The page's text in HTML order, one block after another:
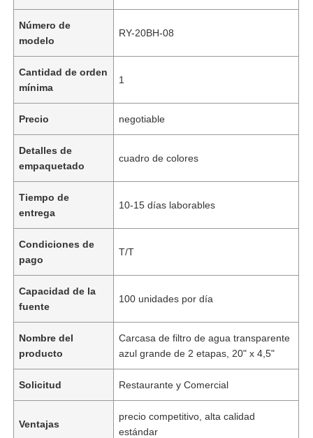
Número de
modelo
RY-20BH-08
Cantidad de orden
mínima
1
Precio negotiable
Detalles de
empaquetado
cuadro de colores
Tiempo de
entrega
10-15 días laborables
Condiciones de
pago
T/T
Capacidad de la
fuente
100 unidades por día
Nombre del
producto
Carcasa de filtro de agua transparente
azul grande de 2 etapas, 20" x 4,5"
Solicitud Restaurante y Comercial
Ventajas
precio competitivo, alta calidad
estándar